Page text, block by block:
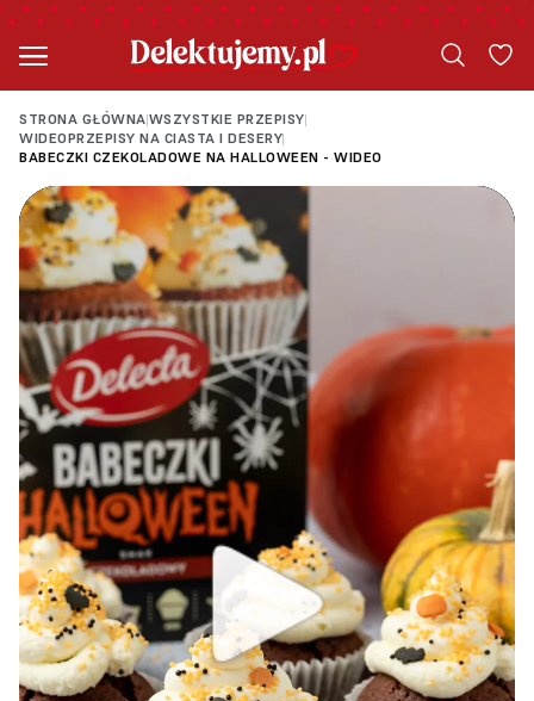
STRONA GŁÓWNA|WSZYSTKIE PRZEPISY|
WIDEOPRZEPISY NA CIASTA I DESERY|
BABECZKI CZEKOLADOWE NA HALLOWEEN - WIDEO
Loading